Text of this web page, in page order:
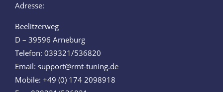
Adresse:
Beelitzerweg
D – 39596 Arneburg
Telefon: 039321/536820
Email: support@rmt-tuning.de
Mobile: +49 (0) 174 2098918